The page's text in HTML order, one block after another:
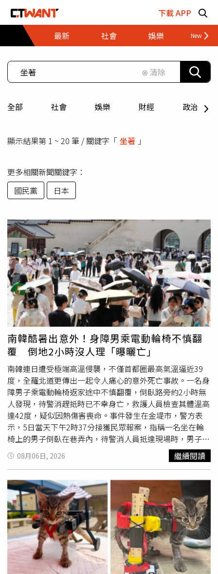
下載 APP
最新
社會 娛樂 財經
⊗ 清除
全部 社會 娛樂 財經 政治
顯示結果第 1 ~ 20 筆 / 關鍵字「 坐著 」
更多相關新聞關鍵字：
國民黨
日本
南韓酷暑出意外！身障男乘電動輪椅不慎翻
覆 倒地2小時沒人理「曝曬亡」
南韓連日遭受極端高溫侵襲，不僅首都圈最高氣溫逼近39
度，全羅北道更傳出一起令人痛心的意外死亡事故。一名身
障男子乘電動輪椅返家途中不慎翻覆，倒臥路旁約2小時無
人發現，待警消趕抵時已不幸身亡，救護人員檢查其體溫高
達42度，疑似因熱傷害喪命。事件發生在金堤市，警方表
示，5日當天下午2時37分接獲民眾報案，指稱一名坐在輪
椅上的男子倒臥在巷弄內，待警消人員抵達現場時，男子已
無生命跡象，測得體溫高達42度。警方調查指出，死者為身
障人士，事發時正乘
電動輪椅，在住家附近右轉時不慎
翻覆，之後倒臥現場約2小時都未被發現，當天金堤市最高
氣溫達36.6度。全羅北道政府表示，截至5日為止，今年全
羅北道疑似因熱傷害死亡案例已增至6人，較去年同期的1人
大幅增加。包括此次意外在內的疑似熱傷害死亡案件，已通
報給疾病管理廳，後續將依調查結果確認是否列入官方統
計。南韓氣象廳指出，極端高溫將持續至7日，8日起受東北
風及颱風白海豚影響，東海岸與濟州山區將有降雨，氣溫可
望略為下降，但依舊高於往年平均，提醒當地民眾不可因氣
溫稍降而鬆懈防暑，仍須注意中暑與熱傷害風險。
08月06日, 2026 繼續閱讀